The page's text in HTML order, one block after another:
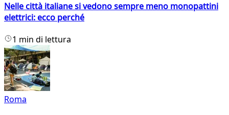
Nelle città italiane si vedono sempre meno monopattini
elettrici: ecco perché
1 min di lettura
Roma